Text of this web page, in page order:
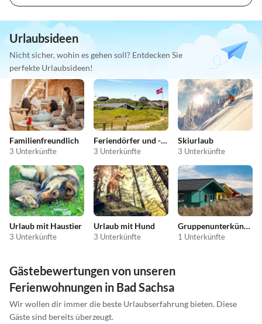
Urlaubsideen
Nicht sicher, wohin es gehen soll? Entdecken Sie
perfekte Urlaubsideen!
Familienfreundlich
3 Unterkünfte
Feriendörfer und -anlagen
3 Unterkünfte
Skiurlaub
3 Unterkünfte
Urlaub mit Haustier
3 Unterkünfte
Urlaub mit Hund
3 Unterkünfte
Gruppenunterkünfte
1 Unterkünfte
Gästebewertungen von unseren
Ferienwohnungen in Bad Sachsa
Wir wollen dir immer die beste Urlaubserfahrung bieten. Diese
Gäste sind bereits überzeugt.